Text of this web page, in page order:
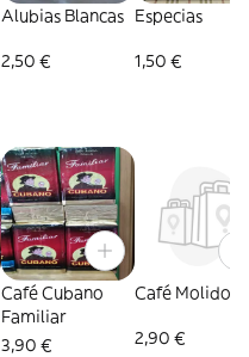
Alubias Blancas
2,50 €
Especias
1,50 €
Café Cubano
Familiar
3,90 €
Café Molido
2,90 €